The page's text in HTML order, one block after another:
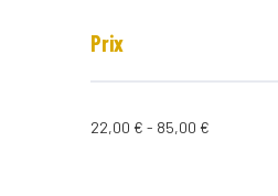
Prix
22,00 € - 85,00 €